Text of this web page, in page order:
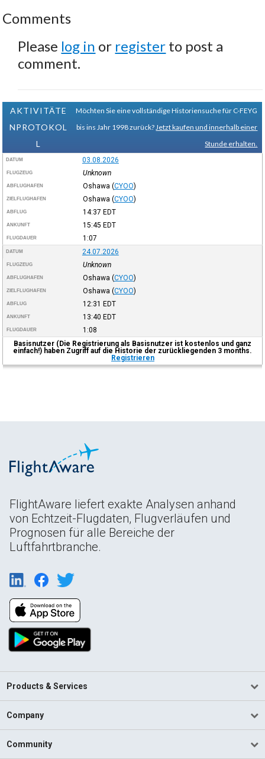
Comments
Please log in or register to post a
comment.
AKTIVITÄTE
NPROTOKOL
L
Möchten Sie eine vollständige Historiensuche für C-FEYG
bis ins Jahr 1998 zurück? Jetzt kaufen und innerhalb einer
Stunde erhalten.
DATUM 03.08.2026
FLUGZEUG Unknown
ABFLUGHAFEN Oshawa (CYOO)
ZIELFLUGHAFEN Oshawa (CYOO)
ABFLUG 14:37 EDT
ANKUNFT 15:45 EDT
FLUGDAUER 1:07
DATUM 24.07.2026
FLUGZEUG Unknown
ABFLUGHAFEN Oshawa (CYOO)
ZIELFLUGHAFEN Oshawa (CYOO)
ABFLUG 12:31 EDT
ANKUNFT 13:40 EDT
FLUGDAUER
1:08
Basisnutzer (Die Registrierung als Basisnutzer ist kostenlos und ganz
einfach!) haben Zugriff auf die Historie der zurückliegenden 3 months.
Registrieren
FlightAware liefert exakte Analysen anhand
von Echtzeit-Flugdaten, Flugverläufen und
Prognosen für alle Bereiche der
Luftfahrtbranche.
Products & Services
Company
Community